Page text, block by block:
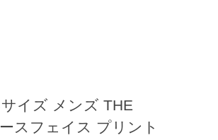
サイズ メンズ THE
スフェイス プリント